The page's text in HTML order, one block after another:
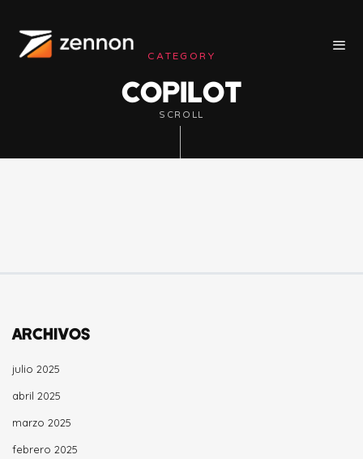
CATEGORY
COPILOT
SCROLL
ARCHIVOS
julio 2025
abril 2025
marzo 2025
febrero 2025